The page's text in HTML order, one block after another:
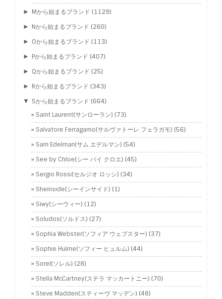
► Mから始まるブランド (1129)
► Nから始まるブランド (260)
► Oから始まるブランド (113)
► Pから始まるブランド (407)
► Qから始まるブランド (25)
► Rから始まるブランド (343)
▼ Sから始まるブランド (664)
Saint Laurent(サンローラン) (73)
Salvatore Ferragamo(サルヴァトーレ フェラガモ) (56)
Sam Edelman(サム エデルマン) (54)
See by Chloe(シー バイ クロエ) (45)
Sergio Rossi(セルジオ ロッシ) (34)
Sheinside(シーインサイド) (1)
Siwy(シーウィー) (12)
Soludos(ソルドス) (27)
Sophia Webster(ソフィア ウェブスター) (37)
Sophie Hulme(ソフィー ヒュルム) (44)
Sorel(ソレル) (28)
Stella McCartney(ステラ マッカートニー) (70)
Steve Madden(スティーヴ マッデン) (48)